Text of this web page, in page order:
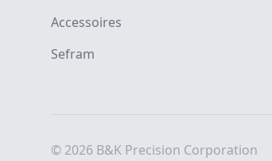
Accessoires
Sefram
© 2026 B&K Precision Corporation